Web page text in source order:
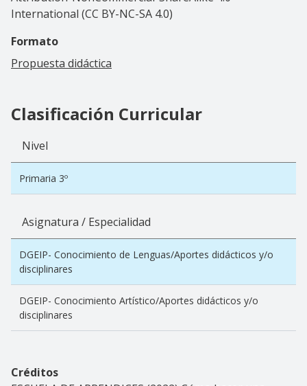
International (CC BY-NC-SA 4.0)
Formato
Propuesta didáctica
Clasificación Curricular
Nivel
Primaria 3º
Asignatura / Especialidad
DGEIP- Conocimiento de Lenguas/Aportes didácticos y/o
disciplinares
DGEIP- Conocimiento Artístico/Aportes didácticos y/o
disciplinares
Créditos